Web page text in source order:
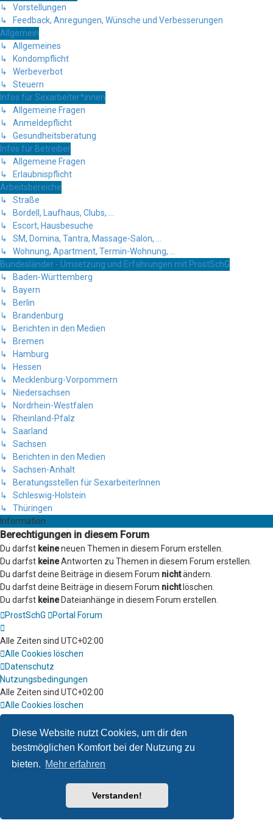
Diese Website nutzt Cookies, um dir den
bestmöglichen Komfort bei der Nutzung zu
bieten. Mehr erfahren
Verstanden!
↳ Vorstellungen
↳ Feedback, Anregungen, Wünsche und Verbesserungen
Allgemein
↳ Allgemeines
↳ Kondompflicht
↳ Werbeverbot
↳ Steuern
Infos für Sexarbeiter*innen
↳ Allgemeine Fragen
↳ Anmeldepflicht
↳ Gesundheitsberatung
Infos für Betreiber
↳ Allgemeine Fragen
↳ Erlaubnispflicht
Arbeitsbereiche
↳ Straße
↳ Bordell, Laufhaus, Clubs, ...
↳ Escort, Hausbesuche
↳ SM, Domina, Tantra, Massage-Salon, ...
↳ Wohnung, Apartment, Termin-Wohnung, ...
Bundesländer - Umsetzung und Erfahrungen mit ProstSchG
↳ Baden-Württemberg
↳ Bayern
↳ Berlin
↳ Brandenburg
↳ Berichten in den Medien
↳ Bremen
↳ Hamburg
↳ Hessen
↳ Mecklenburg-Vorpommern
↳ Niedersachsen
↳ Nordrhein-Westfalen
↳ Rheinland-Pfalz
↳ Saarland
↳ Sachsen
↳ Berichten in den Medien
↳ Sachsen-Anhalt
↳ Beratungsstellen für SexarbeiterInnen
↳ Schleswig-Holstein
↳ Thüringen
Information
Berechtigungen in diesem Forum
Du darfst keineneuen Themen in diesem Forum erstellen.
Du darfst keineAntworten zu Themen in diesem Forum erstellen.
Du darfst deine Beiträge in diesem Forum nichtändern.
Du darfst deine Beiträge in diesem Forum nichtlöschen.
Du darfst keineDateianhänge in diesem Forum erstellen.
ProstSchG
Portal Forum
Alle Zeiten sind UTC+02:00
Alle Cookies löschen
Datenschutz
Nutzungsbedingungen
Alle Zeiten sind UTC+02:00
Alle Cookies löschen
Nutzungsbedingungen
• Design byPlanetStyles
Deutsche Übersetzung durchphpBB.de